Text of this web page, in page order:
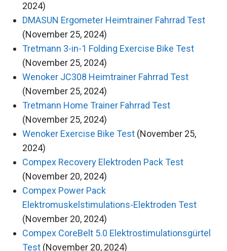
2024)
DMASUN Ergometer Heimtrainer Fahrrad Test
(November 25, 2024)
Tretmann 3-in-1 Folding Exercise Bike Test
(November 25, 2024)
Wenoker JC308 Heimtrainer Fahrrad Test
(November 25, 2024)
Tretmann Home Trainer Fahrrad Test
(November 25, 2024)
Wenoker Exercise Bike Test (November 25,
2024)
Compex Recovery Elektroden Pack Test
(November 20, 2024)
Compex Power Pack
Elektromuskelstimulations-Elektroden Test
(November 20, 2024)
Compex CoreBelt 5.0 Elektrostimulationsgürtel
Test (November 20, 2024)